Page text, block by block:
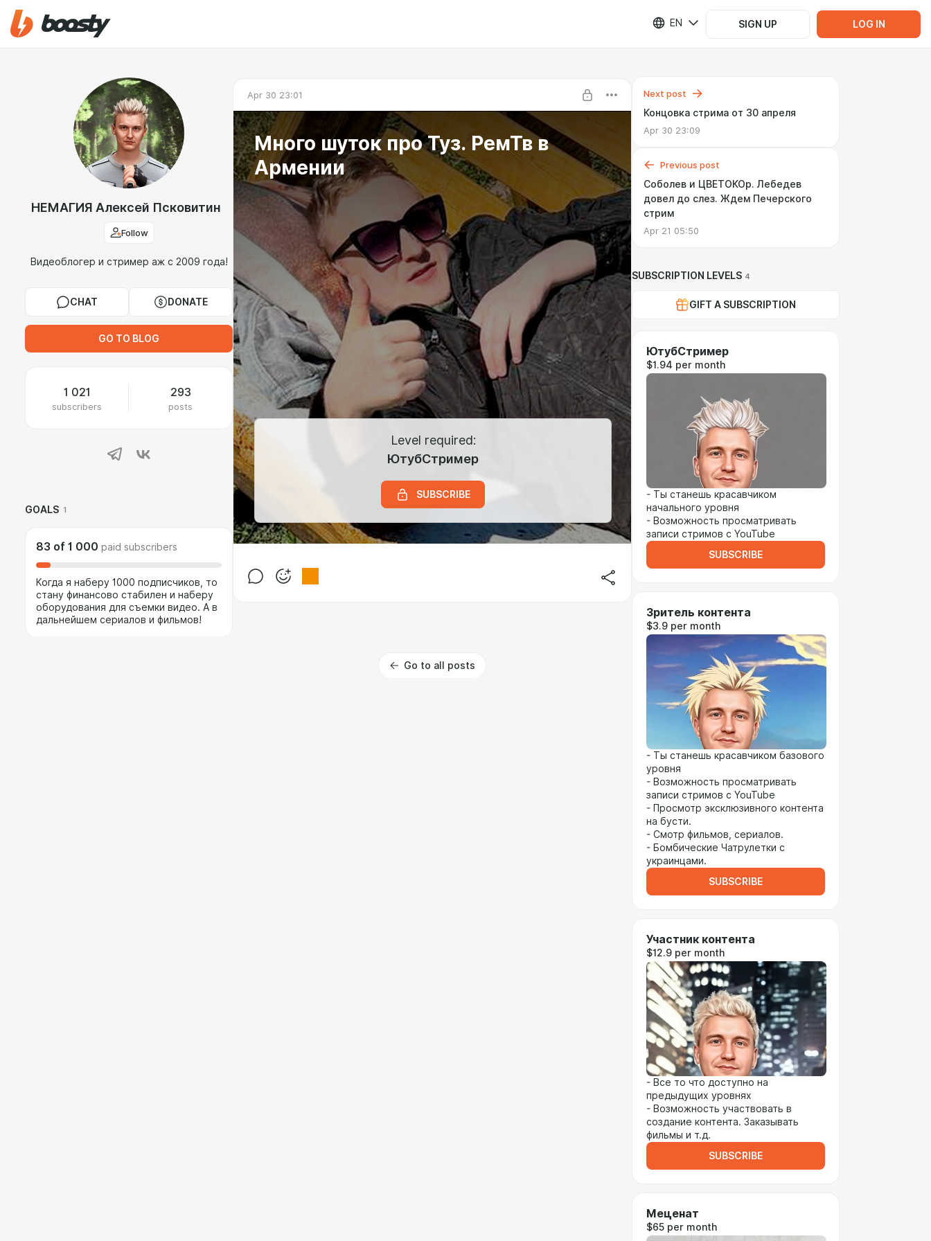
EN SIGN UP LOG IN
НЕМАГИЯ Алексей Псковитин
Follow
Видеоблогер и стример аж с 2009 года!
CHAT DONATE
GO TO BLOG
1 021
subscribers
293
posts
GOALS 1
83 of 1 000 paid subscribers
Когда я наберу 1000 подписчиков, то
стану финансово стабилен и наберу
оборудования для съемки видео. А в
дальнейшем сериалов и фильмов!
Apr 30 23:01
Много шуток про Туз. РемТв в
Армении
Level required:
ЮтубСтример
SUBSCRIBE
Go to all posts
Next post
Концовка стрима от 30 апреля
Apr 30 23:09
Previous post
Соболев и ЦВЕТОКОр. Лебедев
довел до слез. Ждем Печерского
стрим
Apr 21 05:50
SUBSCRIPTION LEVELS 4
GIFT A SUBSCRIPTION
ЮтубСтример
$1.94 per month
- Ты станешь красавчиком
начального уровня
- Возможность просматривать
записи стримов с YouTube
SUBSCRIBE
Зритель контента
$3.9 per month
- Ты станешь красавчиком базового
уровня
- Возможность просматривать
записи стримов с YouTube
- Просмотр эксклюзивного контента
на бусти.
- Смотр фильмов, сериалов.
- Бомбические Чатрулетки с
украинцами.
SUBSCRIBE
Участник контента
$12.9 per month
- Все то что доступно на
предыдущих уровнях
- Возможность участвовать в
создание контента. Заказывать
фильмы и т.д.
SUBSCRIBE
Меценат
$65 per month